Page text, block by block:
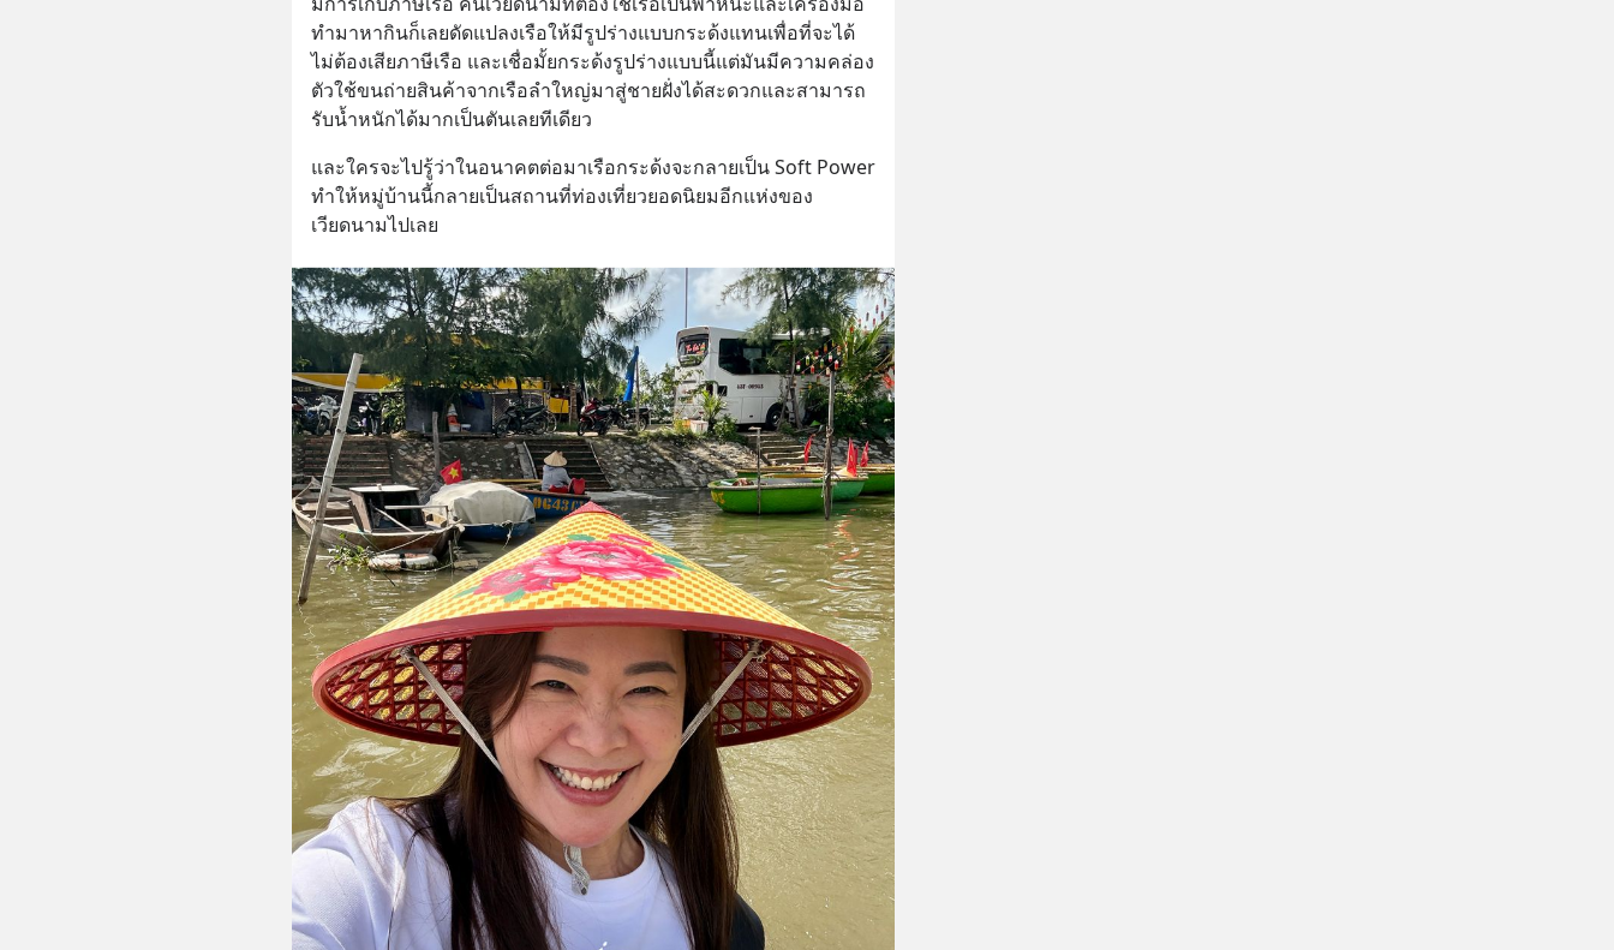
ทำมาหากินก็เลยดัดแปลงเรือให้มีรูปร่างแบบกระด้งแทนเพื่อที่จะได้
ไม่ต้องเสียภาษีเรือ และเชื่อมั้ยกระด้งรูปร่างแบบนี้แต่มันมีความคล่อง
ตัวใช้ขนถ่ายสินค้าจากเรือลำใหญ่มาสู่ชายฝั่งได้สะดวกและสามารถ
รับน้ำหนักได้มากเป็นตันเลยทีเดียว
และใครจะไปรู้ว่าในอนาคตต่อมาเรือกระด้งจะกลายเป็น Soft Power
ทำให้หมู่บ้านนี้กลายเป็นสถานที่ท่องเที่ยวยอดนิยมอีกแห่งของ
เวียดนามไปเลย